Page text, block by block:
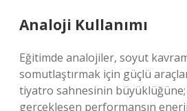
Analoji Kullanımı
Eğitimde analojiler, soyut
somutlaştırmak için güçlü
tiyatro sahnesinin
gerçekleşen performansın